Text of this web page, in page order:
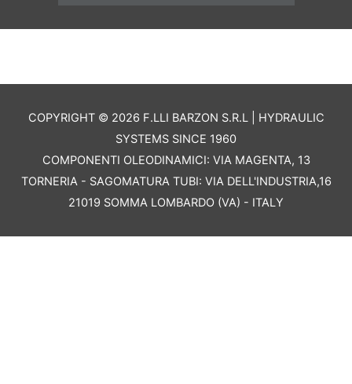
COPYRIGHT © 2026 F.LLI BARZON S.R.L | HYDRAULIC
SYSTEMS SINCE 1960
COMPONENTI OLEODINAMICI: VIA MAGENTA, 13
TORNERIA - SAGOMATURA TUBI: VIA DELL'INDUSTRIA,16
21019 SOMMA LOMBARDO (VA) - ITALY